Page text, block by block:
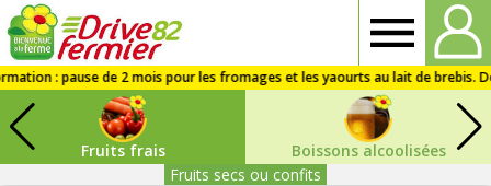
82
Fruits frais
Boissons alcoolisées
Fruits secs ou confits